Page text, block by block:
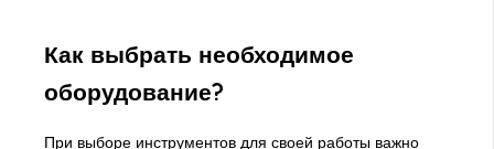
Как выбрать необходимое
оборудование?
При выборе инструментов для своей работы важно